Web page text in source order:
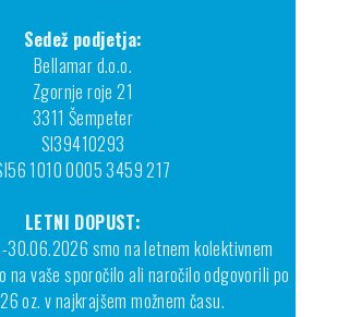
Sedež podjetja:
Bellamar d.o.o.
Zgornje roje 21
3311 Šempeter
SI39410293
1010 0005 3459 217
LETNI DOPUST:
30.06.2026 smo na letnem kolektivnem
na vaše sporočilo ali naročilo odgovorili po
oz. v najkrajšem možnem času.